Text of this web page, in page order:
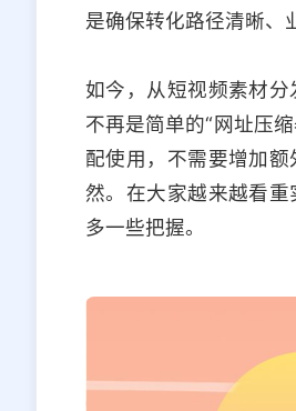
是确保转化路径清晰、
如今，从短视频素材
不再是简单的“网址压
配使用，不需要增加
然。在大家越来越看重
多一些把握。